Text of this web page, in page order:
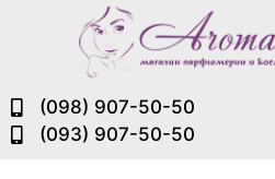
(098) 907-50-50
(093) 907-50-50